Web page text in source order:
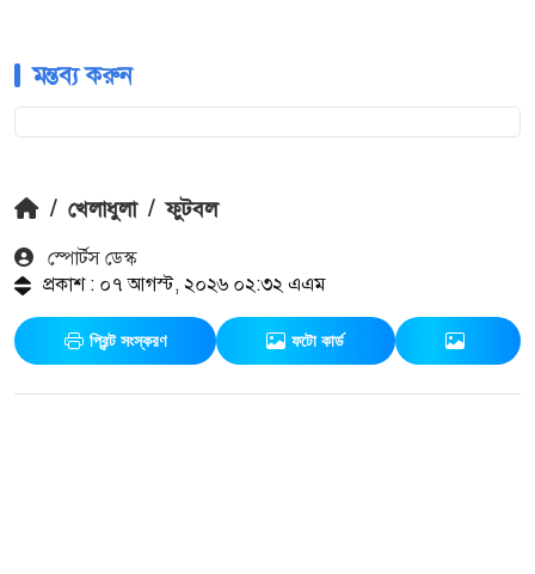
মন্তব্য করুন
/ খেলাধুলা / ফুটবল
স্পোর্টস ডেস্ক
প্রকাশ : ০৭ আগস্ট, ২০২৬ ০২:৩২ এএম
প্রিন্ট সংস্করণ ফটো কার্ড